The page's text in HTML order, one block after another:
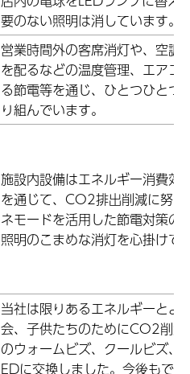
要のない照明は消しています。
営業時間外の客席消灯や、空調
を配るなどの温度管理、エアコ
る節電等を通じ、ひとつひとつ
り組んでいます。
施設内設備はエネルギー消費効
を通じて、CO2排出削減に努
ネモードを活用した節電対策の
照明のこまめな消灯を心掛けて
当社は限りあるエネルギーとよ
会、子供たちのためにCO2削
のウォームビズ、クールビズ、
EDに交換しました。今後もで